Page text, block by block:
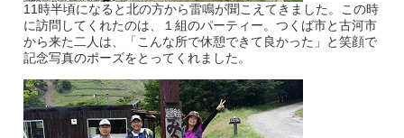
11時半頃になると北の方から雷鳴が聞こえてきました。この時
に訪問してくれたのは、１組のパーティー。つくば市と古河市
から来た二人は、「こんな所で休憩できて良かった」と笑顔で
記念写真のポーズをとってくれました。